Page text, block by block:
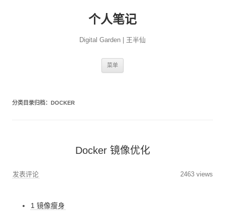
个人笔记
Digital Garden | 王半仙
菜单
分类目录归档： DOCKER
Docker 镜像优化
发表评论 2463 views
1 镜像瘦身